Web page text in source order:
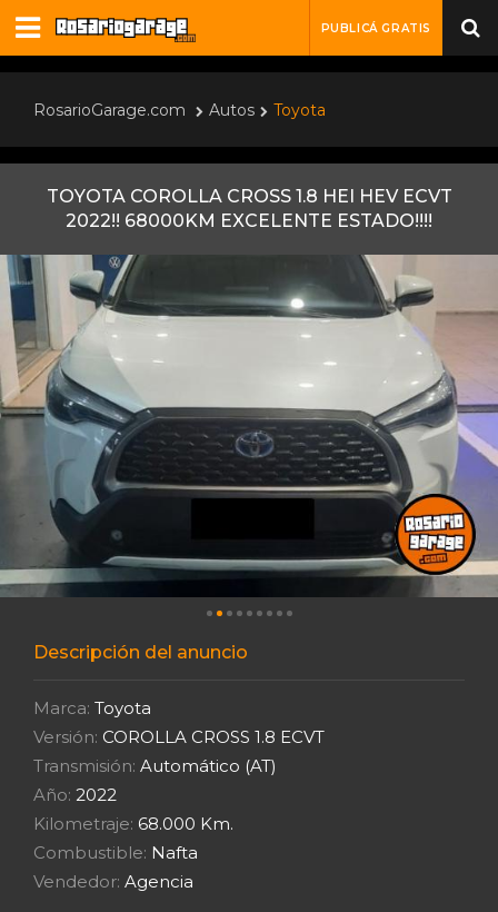
PUBLICÁ GRATIS
RosarioGarage.com Autos Toyota
TOYOTA COROLLA CROSS 1.8 HEI HEV ECVT
2022!! 68000KM EXCELENTE ESTADO!!!!
Descripción del anuncio
Marca: Toyota
Versión: COROLLA CROSS 1.8 ECVT
Transmisión: Automático (AT)
Año: 2022
Kilometraje: 68.000 Km.
Combustible: Nafta
Vendedor: Agencia